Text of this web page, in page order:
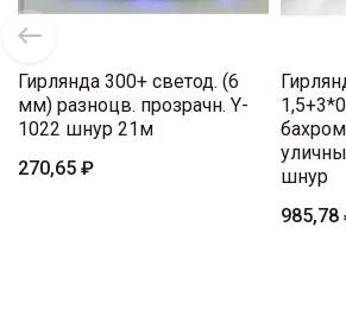
Гирлянда 300+ светод. (6
мм) разноцв. прозрачн. Y-
1022 шнур 21м
270,65 ₽
шнур
985,78